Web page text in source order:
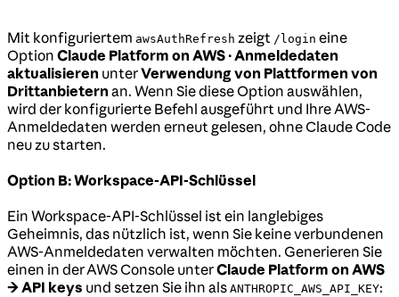
Mit konfiguriertem awsAuthRefresh zeigt /login eine
Option Claude Platform on AWS · Anmeldedaten
aktualisieren unterVerwendung von Plattformen von
Drittanbietern an. Wenn Sie diese Option auswählen,
wird der konfigurierte Befehl ausgeführt und Ihre AWS-
Anmeldedaten werden erneut gelesen, ohne Claude Code
neu zu starten.
Option B: Workspace-API-Schlüssel
Ein Workspace-API-Schlüssel ist ein langlebiges
Geheimnis, das nützlich ist, wenn Sie keine verbundenen
AWS-Anmeldedaten verwalten möchten. Generieren Sie
einen in der AWS Console unterClaude Platform on AWS
→ API keys und setzen Sie ihn als ANTHROPIC_AWS_API_KEY: